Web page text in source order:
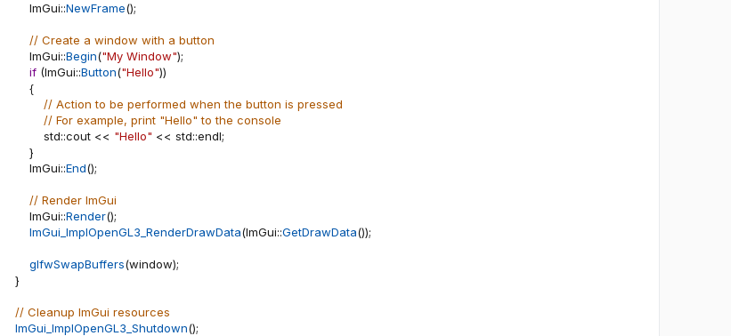
        ImGui
::NewFrame();
// Create a window with a button
        ImGui
::Begin("My Window");
if (ImGui::Button("Hello"))
{
// Action to be performed when the button is pressed
// For example, print "Hello" to the console
            std
::cout << "Hello" << std::endl;
}
        ImGui
::End();
// Render ImGui
        ImGui
::Render();
ImGui_ImplOpenGL3_RenderDrawData(ImGui::GetDrawData());
glfwSwapBuffers(window);
}
// Cleanup ImGui resources
ImGui_ImplOpenGL3_Shutdown();